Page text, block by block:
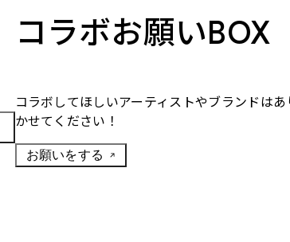
コラボお願いBOX
コラボしてほしいアーティストやブランドは
かせてください！
お願いをする